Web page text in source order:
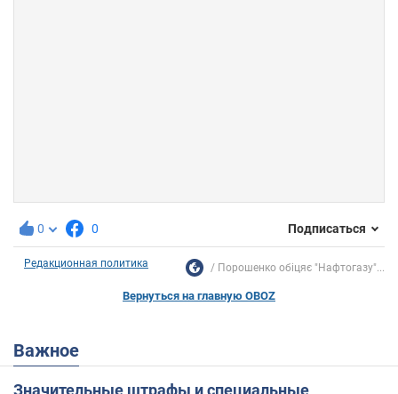
0 0 Подписаться
Редакционная политика Порошенко обіцяє "Нафтогазу"...
Вернуться на главную OBOZ
Важное
Значительные штрафы и специальные